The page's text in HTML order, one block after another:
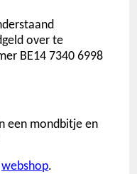
over te
BE14 7340 6998
een mondbitje en
webshop.